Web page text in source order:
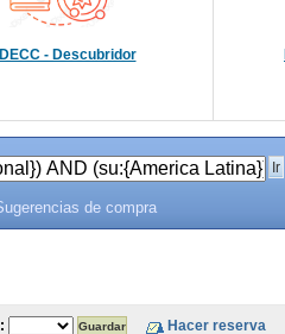
- Descubridor
de compra